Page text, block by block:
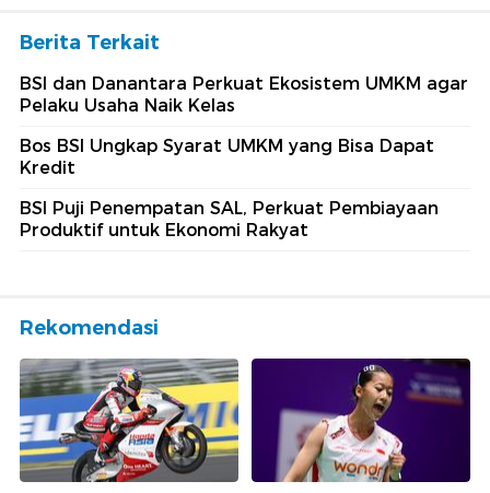
Berita Terkait
BSI dan Danantara Perkuat Ekosistem UMKM agar
Pelaku Usaha Naik Kelas
Bos BSI Ungkap Syarat UMKM yang Bisa Dapat
Kredit
BSI Puji Penempatan SAL, Perkuat Pembiayaan
Produktif untuk Ekonomi Rakyat
Rekomendasi